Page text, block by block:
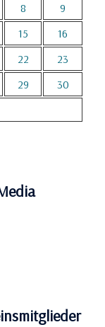
8
9
15
16
22
23
29
30